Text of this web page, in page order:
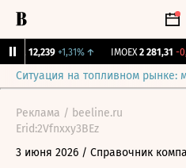
12,239 +1,31% ↑ IMOEX 2 281,31 -
Ситуация на топливном рынке:
Реклама / beeline.ru
Erid:2Vfnxxy3BEz
3 июня 2026 / Справочник